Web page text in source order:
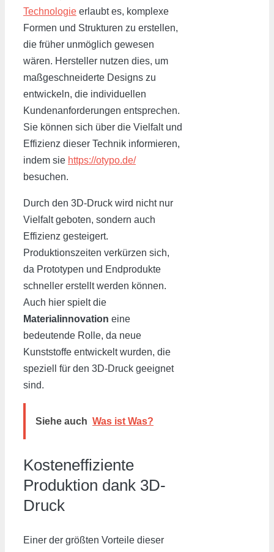
Technologie erlaubt es, komplexe
Formen und Strukturen zu erstellen,
die früher unmöglich gewesen
wären. Hersteller nutzen dies, um
maßgeschneiderte Designs zu
entwickeln, die individuellen
Kundenanforderungen entsprechen.
Sie können sich über die Vielfalt und
Effizienz dieser Technik informieren,
indem sie https://otypo.de/
besuchen.
Durch den 3D-Druck wird nicht nur
Vielfalt geboten, sondern auch
Effizienz gesteigert.
Produktionszeiten verkürzen sich,
da Prototypen und Endprodukte
schneller erstellt werden können.
Auch hier spielt die
Materialinnovation eine
bedeutende Rolle, da neue
Kunststoffe entwickelt wurden, die
speziell für den 3D-Druck geeignet
sind.
Siehe auch Was ist Was?
Kosteneffiziente
Produktion dank 3D-
Druck
Einer der größten Vorteile dieser